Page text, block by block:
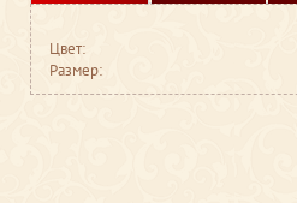
Цвет:
Размер: